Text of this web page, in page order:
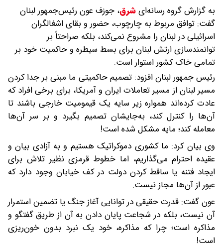
به گزارش گروه رسانه‌ایشرق، جوزف عون رئیس‌جمهور لبنان
گفت: توافق مربوط به چارچوب، حضور و بقای اشغالگران
اسرائیلی در لبنان را مشروع نمی‌کند، بلکه صراحتاً بر
توانمندسازی ارتش لبنان برای بسط سیطره و حاکمیت خود بر
تمامی خاک کشور استوار است.
رئیس جمهور لبنان افزود: تصمیم حاکمیتی ما مبنی بر جدا کردن
مسیر لبنان از مسیر تعاملات ایران و آمریکا، برای برخی افراد که
عادت کرده‌اند همواره زیر سایه یک قیمومیت خارجی باشند تا
آن‌ها را کنترل کند، به‌جایشان تصمیم بگیرد و بر سر آن‌ها
معامله کند؛ مایه مشکل شده است!
وی بیان کرد: ما کشوری دموکراتیک هستیم و به آزادی بیان و
عقیده احترام می‌گذاریم، اما خطوط قرمزی نظیر تلاش برای
ایجاد فتنه یا ساقط کردن دولت در کف خیابان وجود دارد که
عبور از آن‌ها مجاز نیست.
عون گفت: قدرت حقیقی در توانایی آغاز جنگ یا تضمین استمرار
آن نیست، بلکه در شجاعت پایان دادن به آن از طریق گفتگو و
مذاکره است؛ چرا که مذاکره، خود یک نبرد بدون خون‌ریزی
است!